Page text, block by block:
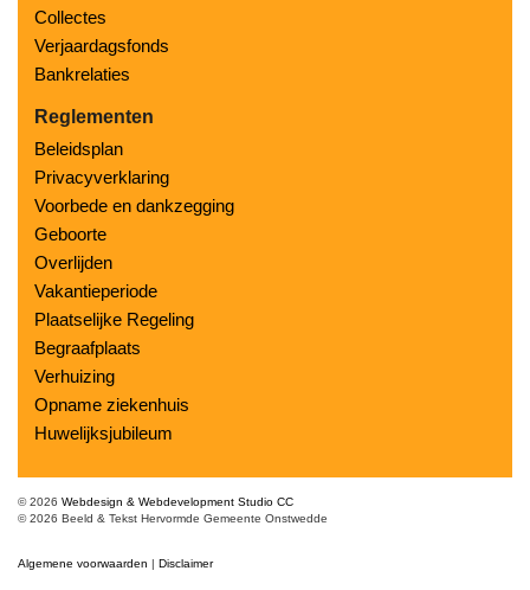
Collectes
Verjaardagsfonds
Bankrelaties
Reglementen
Beleidsplan
Privacyverklaring
Voorbede en dankzegging
Geboorte
Overlijden
Vakantieperiode
Plaatselijke Regeling
Begraafplaats
Verhuizing
Opname ziekenhuis
Huwelijksjubileum
© 2026 Webdesign & Webdevelopment Studio CC
© 2026 Beeld & Tekst Hervormde Gemeente Onstwedde
Algemene voorwaarden | Disclaimer